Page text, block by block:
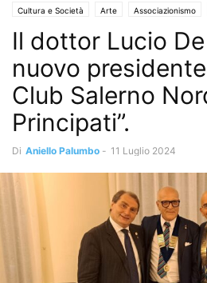
Cultura e Società Arte Associazionismo
Cronaca Turismo e Sapori Eventi
Solo Annunci Sport
Il dottor Lucio
nuovo
Club Salerno
Principati”.
Di Aniello Palumbo - 11 Luglio 2024